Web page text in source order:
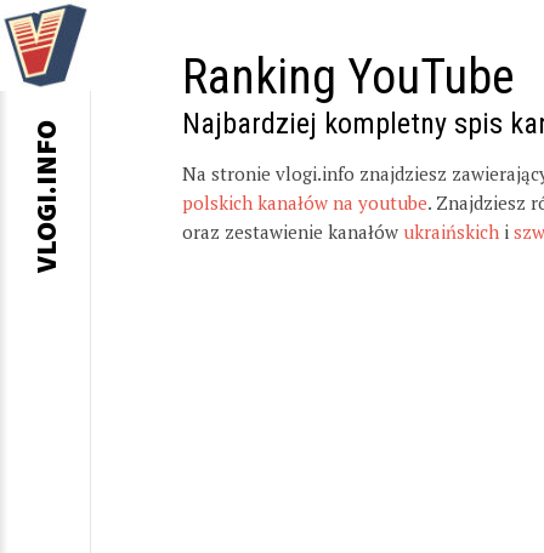
Ranking YouTube
Najbardziej kompletny spis
Na stronie vlogi.info znajdziesz
polskich kanałów na youtube. Znajdziesz
oraz zestawienie kanałów ukraińskich i
VLOGI.INFO